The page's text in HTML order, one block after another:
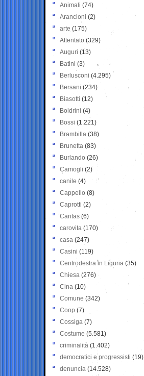
Animali (74)
Arancioni (2)
arte (175)
Attentato (329)
Auguri (13)
Batini (3)
Berlusconi (4.295)
Bersani (234)
Biasotti (12)
Boldrini (4)
Bossi (1.221)
Brambilla (38)
Brunetta (83)
Burlando (26)
Camogli (2)
canile (4)
Cappello (8)
Caprotti (2)
Caritas (6)
carovita (170)
casa (247)
Casini (119)
Centrodestra in Liguria (35)
Chiesa (276)
Cina (10)
Comune (342)
Coop (7)
Cossiga (7)
Costume (5.581)
criminalità (1.402)
democratici e progressisti (19)
denuncia (14.528)